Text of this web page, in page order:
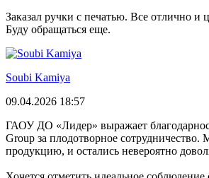
Заказал ручки с печатью. Все отлично и
Буду обращаться еще.
Soubi Kamiya
09.04.2026 18:57
ГАОУ ДО «Лидер» выражает
Group за плодотворное
продукцию, и остались невероятно